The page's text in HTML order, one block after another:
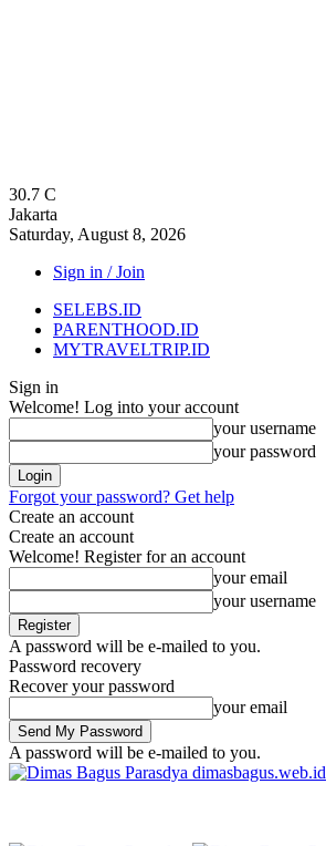
30.7 C
Jakarta
Saturday, August 8, 2026
Sign in / Join
SELEBS.ID
PARENTHOOD.ID
MYTRAVELTRIP.ID
Sign in
Welcome! Log into your account
your username
your password
Forgot your password? Get help
Create an account
Create an account
Welcome! Register for an account
your email
your username
A password will be e-mailed to you.
Password recovery
Recover your password
your email
A password will be e-mailed to you.
dimasbagus.web.id